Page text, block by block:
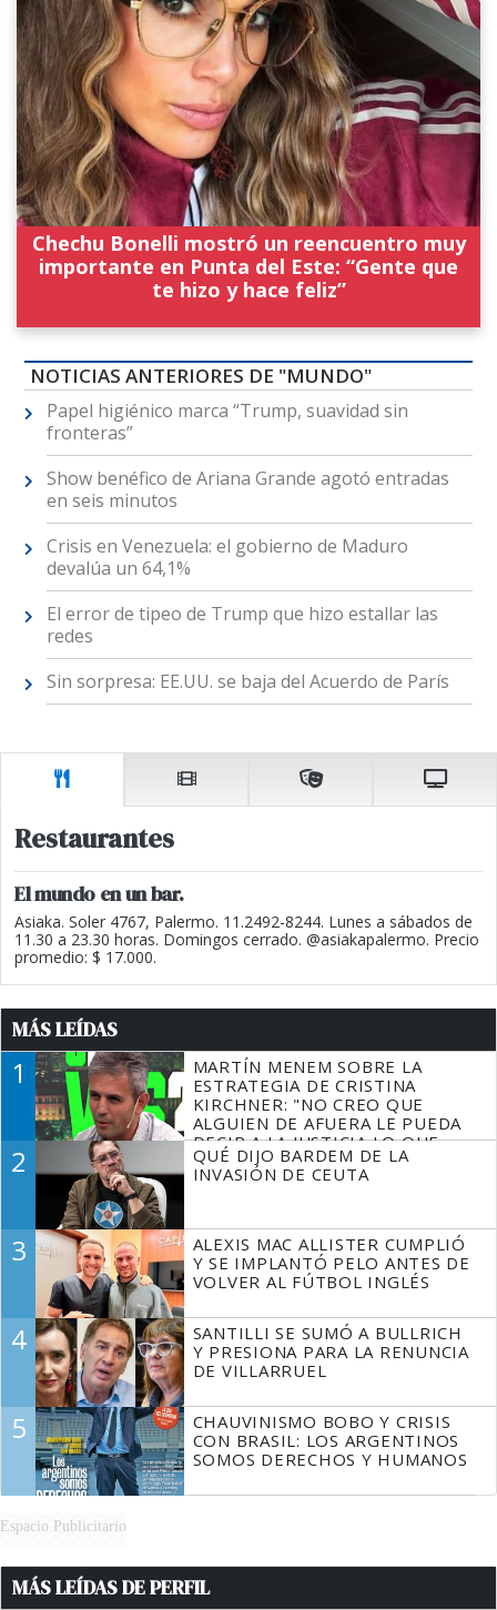
Chechu Bonelli mostró un reencuentro muy
importante en Punta del Este: “Gente que
te hizo y hace feliz”
NOTICIAS ANTERIORES DE "MUNDO"
Papel higiénico marca “Trump, suavidad sin
fronteras”
Show benéfico de Ariana Grande agotó entradas
en seis minutos
Crisis en Venezuela: el gobierno de Maduro
devalúa un 64,1%
El error de tipeo de Trump que hizo estallar las
redes
Sin sorpresa: EE.UU. se baja del Acuerdo de París
Restaurantes
El mundo en un bar.
Asiaka. Soler 4767, Palermo. 11.2492-8244. Lunes a sábados de
11.30 a 23.30 horas. Domingos cerrado. @asiakapalermo. Precio
promedio: $ 17.000.
MÁS LEÍDAS
1
MARTÍN MENEM SOBRE LA
ESTRATEGIA DE CRISTINA
KIRCHNER: "NO CREO QUE
ALGUIEN DE AFUERA LE PUEDA
DECIR A LA JUSTICIA LO QUE
TIENE QUE HACER"
2
QUÉ DIJO BARDEM DE LA
INVASIÓN DE CEUTA
3
ALEXIS MAC ALLISTER CUMPLIÓ
Y SE IMPLANTÓ PELO ANTES DE
VOLVER AL FÚTBOL INGLÉS
4
SANTILLI SE SUMÓ A BULLRICH
Y PRESIONA PARA LA RENUNCIA
DE VILLARRUEL
5
CHAUVINISMO BOBO Y CRISIS
CON BRASIL: LOS ARGENTINOS
SOMOS DERECHOS Y HUMANOS
Espacio Publicitario
MÁS LEÍDAS DE PERFIL